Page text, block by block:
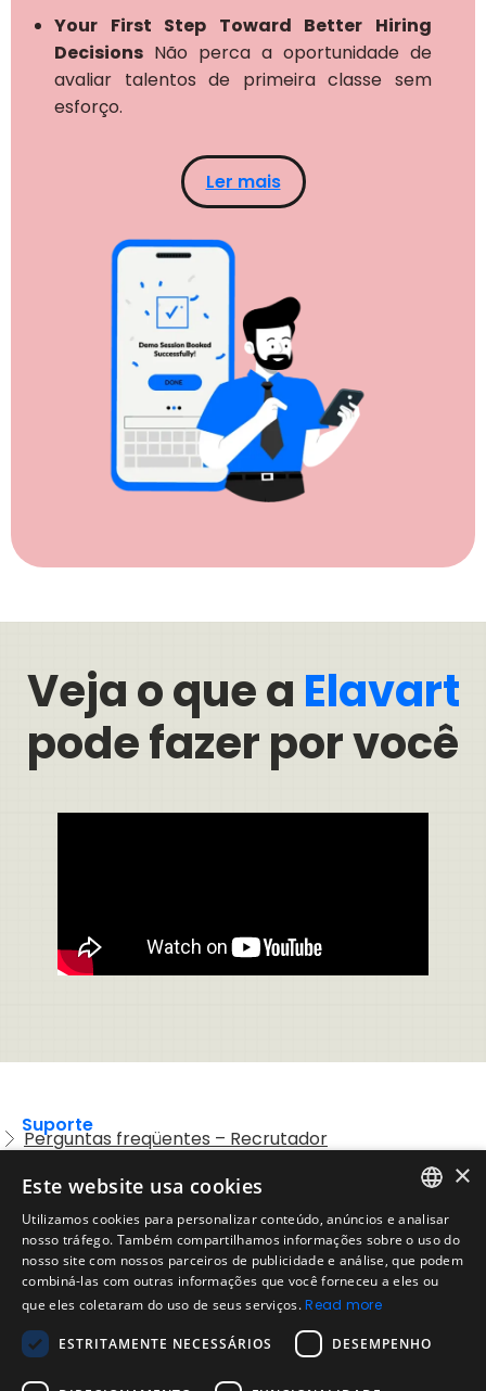
Your First Step Toward Better Hiring
Decisions Não perca a oportunidade de
avaliar talentos de primeira classe sem
esforço.
Ler mais
Veja o que a Elavart
pode fazer por você
Suporte
Perguntas freqüentes – Recrutador
Preguntas frequentes – Candidatos
Legal
Política de Uso Aceitável
Aviso Legal
Empresa
Sobre nós
Blog da Evalart
ENGLISH
SPANISH
×
Este website usa cookies
Utilizamos cookies para personalizar conteúdo, anúncios e analisar
nosso tráfego. Também compartilhamos informações sobre o uso do
nosso site com nossos parceiros de publicidade e análise, que podem
combiná-las com outras informações que você forneceu a eles ou
que eles coletaram do uso de seus serviços.Read more
ESTRITAMENTE NECESSÁRIOS DESEMPENHO